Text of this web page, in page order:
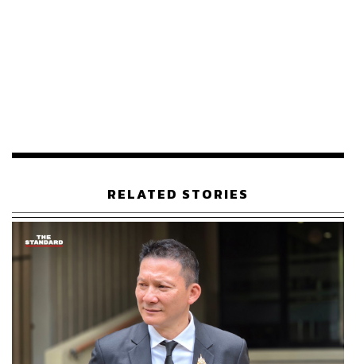
ขยายนโยบายครอบคลุมเพิ่มเติมไปอีก 41 จังหวัด รวมทั้งสิ้น
45 จังหวัด และวันเดียวกันนี้จะเป็นอีกวันประวัติศาสตร์ทาง
ด้านสาธารณสุขไทยที่ต้องบันทึกไว้ว่า เราทุกภาคส่วนทั้ง
หน่วยงานภาครัฐ, รัฐบาล, สภาวิชาชีพทางการแพทย์, หน่วย
บริการภาคเอกชน และประชาชน ได้ร่วมมือเป็นน้ำหนึ่งใจ
เดียวกันทำให้กรุงเทพฯ อยู่ในนโยบาย 30 บาทรักษาทุกที่
“อยากขอให้พี่น้องประชาชนคนไทยมั่นใจได้ว่าภายในปี
2567 รัฐบาลจะสามารถขยาย 30 บาทรักษาทุกที่ให้
ครอบคลุมทุกพื้นที่ ทุกตารางนิ้วในประเทศไทย เพื่อให้คน
RELATED STORIES